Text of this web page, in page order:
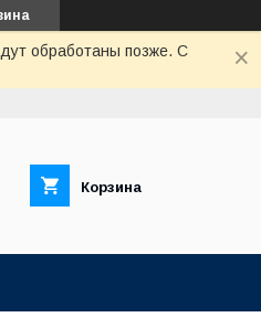
обработаны позже. С
Корзина